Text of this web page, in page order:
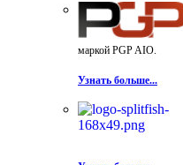
маркой PGP AIO.
Узнать больше...